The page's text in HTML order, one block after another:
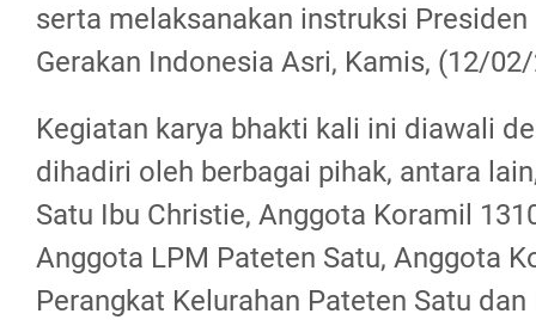
serta melaksanakan instruksi
Gerakan Indonesia Asri, Kamis, (12/
Kegiatan karya bhakti kali ini diawali
dihadiri oleh berbagai pihak, antara
Satu Ibu Christie, Anggota Koramil
Anggota LPM Pateten Satu, Anggota
Perangkat Kelurahan Pateten Satu